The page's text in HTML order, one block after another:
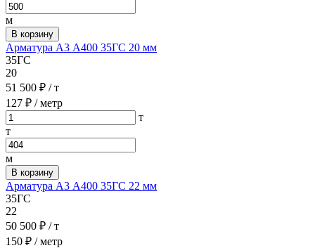
м
В корзину
Арматура А3 А400 35ГС 20 мм
35ГС
20
51 500 ₽ / т
127 ₽ / метр
т
т
м
В корзину
Арматура А3 А400 35ГС 22 мм
35ГС
22
50 500 ₽ / т
150 ₽ / метр